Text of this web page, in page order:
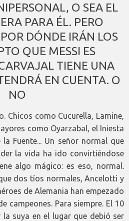
O SEA EL
PARA ÉL. PERO
DÓNDE IRÁN LOS
QUE MESSI ES
TIENE UNA
EN CUENTA. O
NO
Chicos como Cucurella, Lamine,
como Oyarzabal, el Iniesta
Fuente... Un señor normal que
la vida ha ido convirtiéndose
algo mágico: es eso, normal.
dos tíos normales, Ancelotti y
de Alemania han empezado
campeones. Para siempre. El 10
la suya en el lugar que debió ser